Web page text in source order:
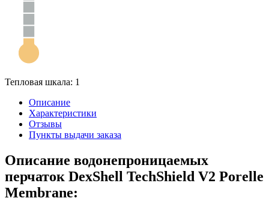
Тепловая шкала: 1
Описание
Характеристики
Отзывы
Пункты выдачи заказа
Описание водонепроницаемых
перчаток DexShell TechShield V2 Porelle
Membrane: